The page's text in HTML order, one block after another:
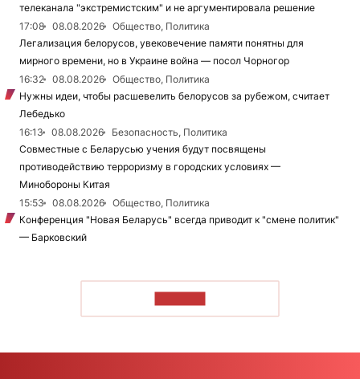
телеканала "экстремистским" и не аргументировала решение
17:08
08.08.2026
Общество, Политика
Легализация белорусов, увековечение памяти понятны для
мирного времени, но в Украине война — посол Чорногор
16:32
08.08.2026
Общество, Политика
Нужны идеи, чтобы расшевелить белорусов за рубежом, считает
Лебедько
16:13
08.08.2026
Безопасность, Политика
Совместные с Беларусью учения будут посвящены
противодействию терроризму в городских условиях —
Минобороны Китая
15:53
08.08.2026
Общество, Политика
Конференция "Новая Беларусь" всегда приводит к "смене политик"
— Барковский